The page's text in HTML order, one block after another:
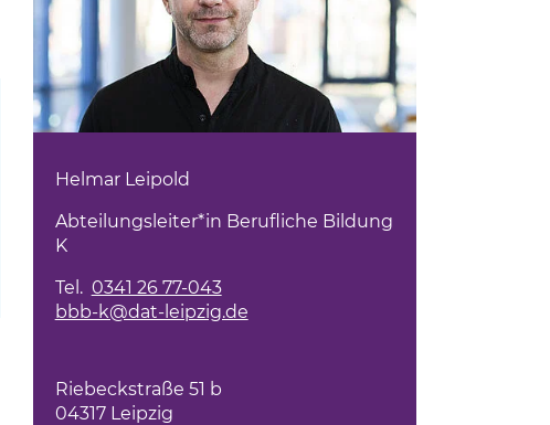
Helmar Leipold
Abteilungsleiter*in Berufliche Bildung
K
Tel. 0341 26 77-043
bbb-k@dat-leipzig.de
Riebeckstraße 51 b
04317 Leipzig